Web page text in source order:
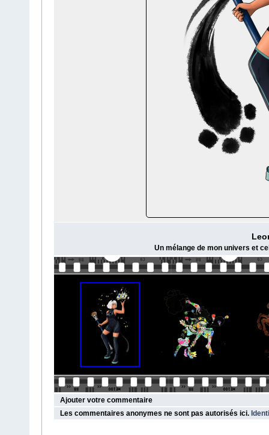
Un mélange de mon univers et
Ajouter votre commentaire
Les commentaires anonymes ne sont pas autorisés ici.